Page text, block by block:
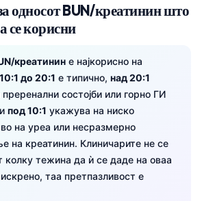
односот BUN/креатинин што
се корисни
креатинин е најкорисно на
10:1 до 20:1 е типично, над 20:1
состојби или горно ГИ
под 10:1 укажува на ниско
на уреа или несразмерно
на креатинин. Клиничарите не се
колку тежина да ѝ се даде на оваа
таа претпазливост е
мова